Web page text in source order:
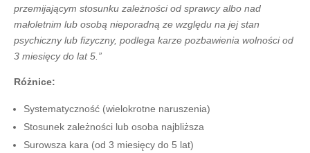
przemijającym stosunku zależności od sprawcy albo nad
małoletnim lub osobą nieporadną ze względu na jej stan
psychiczny lub fizyczny, podlega karze pozbawienia wolności od
3 miesięcy do lat 5.”
Różnice:
Systematyczność (wielokrotne naruszenia)
Stosunek zależności lub osoba najbliższa
Surowsza kara (od 3 miesięcy do 5 lat)